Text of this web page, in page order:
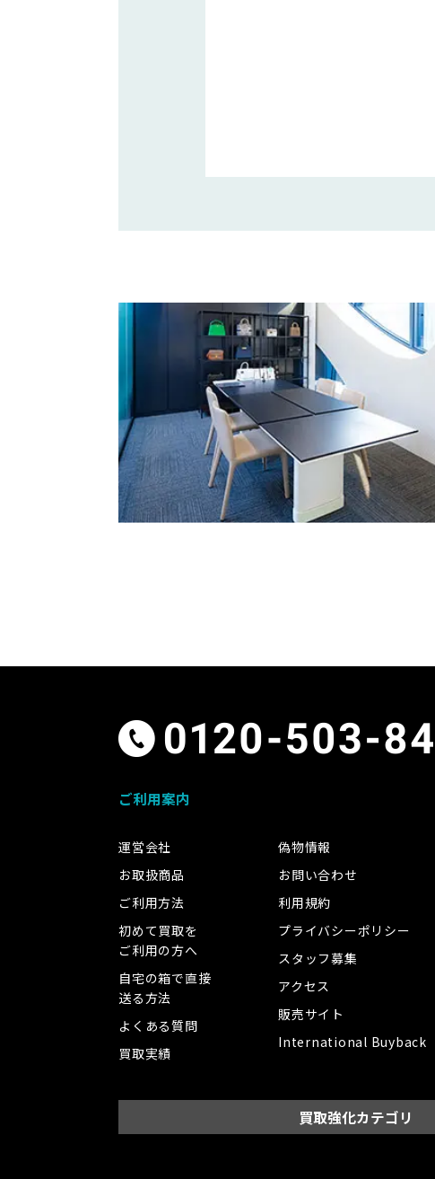
ご利用案内
運営会社
お取扱商品
ご利用方法
初めて買取を
ご利用の方へ
自宅の箱で直接
送る方法
よくある質問
買取実績
偽物情報
お問い合わせ
利用規約
プライバシーポリシー
スタッフ募集
アクセス
販売サイト
International Buyback
買取強化カテゴリ